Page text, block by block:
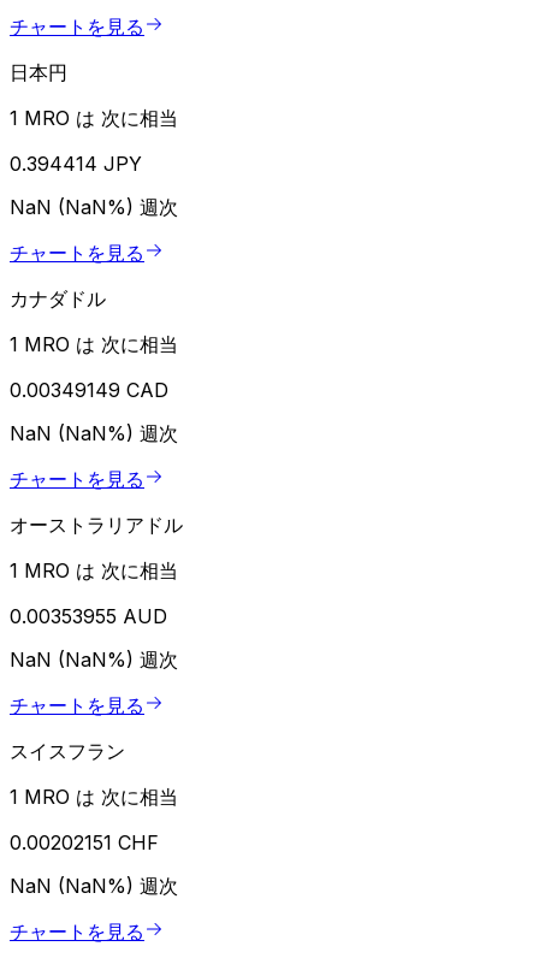
チャートを見る
日本円
1 MRO は 次に相当
0.394414 JPY
NaN (NaN%) 週次
チャートを見る
カナダドル
1 MRO は 次に相当
0.00349149 CAD
NaN (NaN%) 週次
チャートを見る
オーストラリアドル
1 MRO は 次に相当
0.00353955 AUD
NaN (NaN%) 週次
チャートを見る
スイスフラン
1 MRO は 次に相当
0.00202151 CHF
NaN (NaN%) 週次
チャートを見る